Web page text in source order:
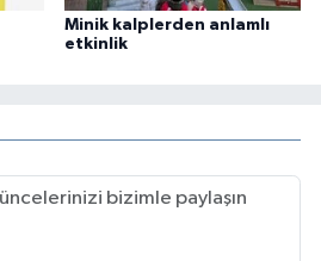
Minik kalplerden anlamlı
etkinlik